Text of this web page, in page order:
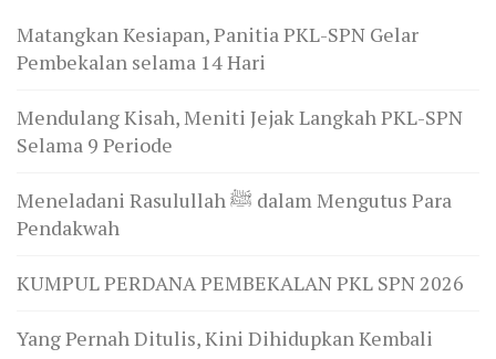
Matangkan Kesiapan, Panitia PKL-SPN Gelar
Pembekalan selama 14 Hari
Mendulang Kisah, Meniti Jejak Langkah PKL-SPN
Selama 9 Periode
Meneladani Rasulullah ﷺ dalam Mengutus Para
Pendakwah
KUMPUL PERDANA PEMBEKALAN PKL SPN 2026
Yang Pernah Ditulis, Kini Dihidupkan Kembali